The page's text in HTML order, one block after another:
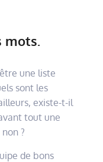
mots.
une liste
sont les
existe-t-il
tout une
?
de bons